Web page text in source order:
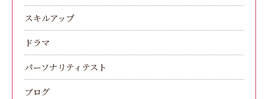
スキルアップ
ドラマ
パーソナリティテスト
ブログ